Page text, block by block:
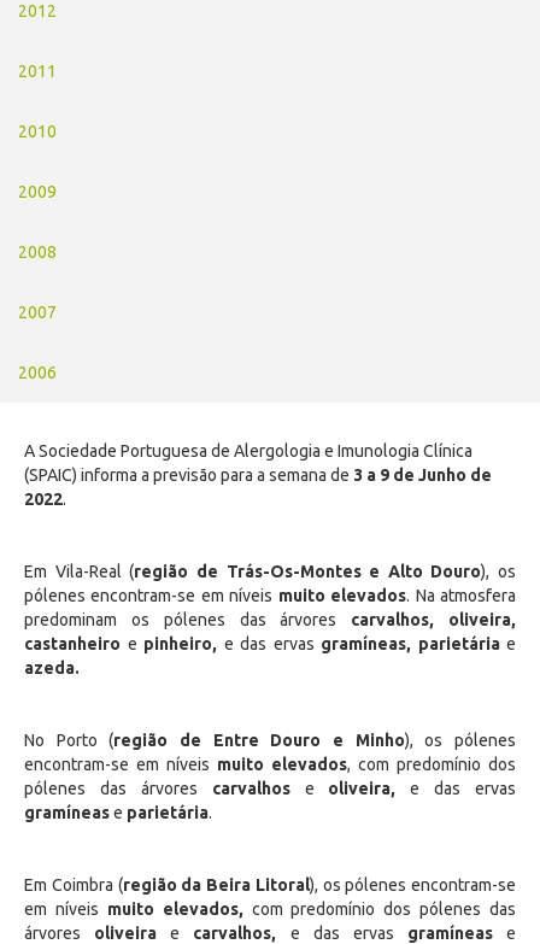
2012
2011
2010
2009
2008
2007
2006
A Sociedade Portuguesa de Alergologia e Imunologia Clínica
(SPAIC) informa a previsão para a semana de 3 a 9 de Junho de
2022.
Em Vila-Real (região de Trás-Os-Montes e Alto Douro), os
pólenes encontram-se em níveis muito elevados. Na atmosfera
predominam os pólenes das árvores carvalhos, oliveira,
castanheiro e pinheiro, e das ervas gramíneas, parietária e
azeda.
No Porto (região de Entre Douro e Minho), os pólenes
encontram-se em níveis muito elevados, com predomínio dos
pólenes das árvores carvalhos e oliveira,e das ervas
gramínease parietária.
Em Coimbra (região da Beira Litoral), os pólenes encontram-se
em níveis muito elevados, com predomínio dos pólenes das
árvores oliveira e carvalhos, e das ervas gramíneas e